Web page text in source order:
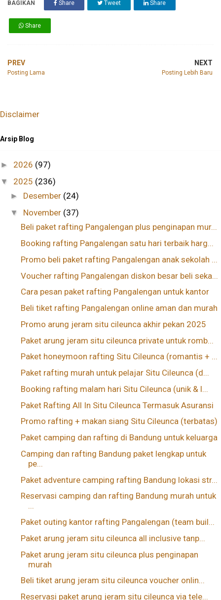
BAGIKAN Share Tweet Share
Share
PREV
Posting Lama
NEXT
Posting Lebih Baru
Disclaimer
Arsip Blog
► 2026 (97)
▼ 2025 (236)
► Desember (24)
▼ November (37)
Beli paket rafting Pangalengan plus penginapan mur...
Booking rafting Pangalengan satu hari terbaik harg...
Promo beli paket rafting Pangalengan anak sekolah ...
Voucher rafting Pangalengan diskon besar beli seka...
Cara pesan paket rafting Pangalengan untuk kantor
Beli tiket rafting Pangalengan online aman dan murah
Promo arung jeram situ cileunca akhir pekan 2025
Paket arung jeram situ cileunca private untuk romb...
Paket honeymoon rafting Situ Cileunca (romantis + ...
Paket rafting murah untuk pelajar Situ Cileunca (d...
Booking rafting malam hari Situ Cileunca (unik & l...
Paket Rafting All In Situ Cileunca Termasuk Asuransi
Promo rafting + makan siang Situ Cileunca (terbatas)
Paket camping dan rafting di Bandung untuk keluarga
Camping dan rafting Bandung paket lengkap untuk
pe...
Paket adventure camping rafting Bandung lokasi str...
Reservasi camping dan rafting Bandung murah untuk
...
Paket outing kantor rafting Pangalengan (team buil...
Paket arung jeram situ cileunca all inclusive tanp...
Paket arung jeram situ cileunca plus penginapan
murah
Beli tiket arung jeram situ cileunca voucher onlin...
Reservasi paket arung jeram situ cileunca via tele...